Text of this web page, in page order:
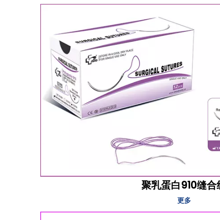
聚乳蛋白910缝合
更多